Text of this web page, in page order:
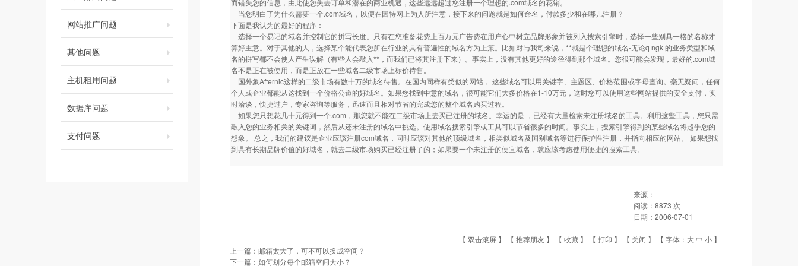
网站推广问题
其他问题
主机租用问题
数据库问题
支付问题
而错失您的信息，由此使您失去订单和潜在的商业机遇，这些远远超过您注册一个理想的.com域名的花销。
当您明白了为什么需要一个.com域名，以便在因特网上为人所注意，接下来的问题就是如何命名，付款多少和在哪儿注册？
下面是我认为的最好的程序：
选择一个易记的域名并控制它的拼写长度。只有在您准备花费上百万元广告费在用户心中树立品牌形象并被列入搜索引擎时，选择一些别具一格的名称才
算好主意。对于其他的人，选择某个能代表您所在行业的具有普遍性的域名方为上策。比如对与我司来说，**就是个理想的域名-无论q ngk 的业务类型和域
名的拼写都不会使人产生误解（有些人会敲入**，而我们已将其注册下来）。事实上，没有其他更好的途径得到那个域名。您很可能会发现，最好的.com域
名不是正在被使用，而是正放在一些域名二级市场上标价待售。
国外象Afternic这样的二级市场有数十万的域名待售。在国内同样有类似的网站， 这些域名可以用关键字、主题区、价格范围或字母查询。毫无疑问，任何
个人或企业都能从这找到一个价格公道的好域名。如果您找到中意的域名，很可能它们大多价格在1-10万元，这时您可以使用这些网站提供的安全支付，实
时洽谈，快捷过户，专家咨询等服务，迅速而且相对节省的完成您的整个域名购买过程。
如果您只想花几十元得到一个.com，那您就不能在二级市场上去买已注册的域名。幸运的是 ，已经有大量检索未注册域名的工具。利用这些工具，您只需
敲入您的业务相关的关键词，然后从还未注册的域名中挑选。使用域名搜索引擎或工具可以节省很多的时间。事实上，搜索引擎得到的某些域名将超乎您的
想象。 总之，我们的建议是企业应该注册com域名，同时应该对其他的顶级域名，相类似域名及国别域名等进行保护性注册，并指向相应的网站。 如果想找
到具有长期品牌价值的好域名，就去二级市场购买已经注册了的；如果要一个未注册的便宜域名，就应该考虑使用便捷的搜索工具。
来源：
阅读： 8873 次
日期： 2006-07-01
【 双击滚屏 】 【 推荐朋友 】 【 收藏 】 【 打印 】 【 关闭 】 【 字体： 大中 小 】
上一篇： 邮箱太大了，可不可以换成空间？
下一篇： 如何划分每个邮箱空间大小？